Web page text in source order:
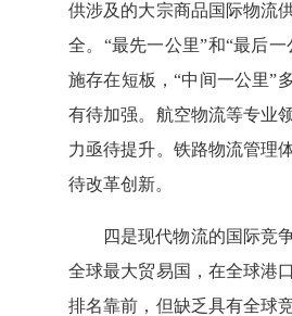
供涉及的大宗商品国际物流
全。“最先一公里”和“最后
施存在短板，“中间一公里”
有待加强。航空物流等专业
力亟待提升。铁路物流管理
待改革创新。
四是现代物流的国际竞
全球最大贸易国，在全球港
排名靠前，但缺乏具有全球